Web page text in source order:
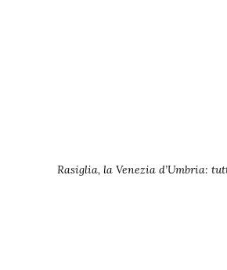
Rasiglia, la Venezia d’Umbria: